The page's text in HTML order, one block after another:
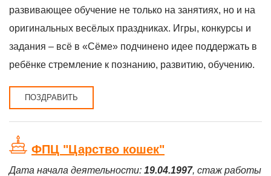
развивающее обучение не только на занятиях, но и на
оригинальных весёлых праздниках. Игры, конкурсы и
задания – всё в «Сёме» подчинено идее поддержать в
ребёнке стремление к познанию, развитию, обучению.
ПОЗДРАВИТЬ
ФПЦ "Царство кошек"
Дата начала деятельности: 19.04.1997, стаж работы